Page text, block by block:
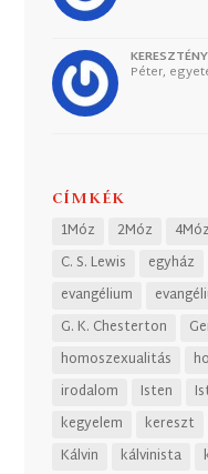
KERESZTÉNY
Péter,
CÍMKÉK
1Móz 2Móz 4Móz
C. S. Lewis
egyház
evangélium
G. K. Chesterton
homoszexualitás
irodalom
Isten
kegyelem
kereszt
Kálvin
kálvinista